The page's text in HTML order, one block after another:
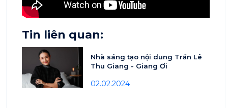
Tin liên quan:
Nhà sáng tạo nội dung Trần Lê
Thu Giang - Giang Ơi
02.02.2024